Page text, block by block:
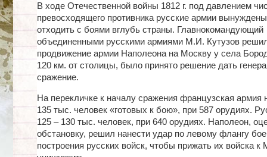
В ходе Отечественной войны 1812 г. под давлением
превосходящего противника русские армии
отходить с боями вглубь страны. Главнокомандующий
объединенными русскими армиями М.И. Кутузов
продвижение армии Наполеона на Москву у села
120 км. от столицы, было принято решение дать
сражение.
На перекличке к началу сражения французская армия
135 тыс. человек «готовых к бою», при 587 орудиях.
125 – 130 тыс. человек, при 640 орудиях. Наполеон,
обстановку, решил нанести удар по левому флангу
построения русских войск, чтобы прижать их войска к